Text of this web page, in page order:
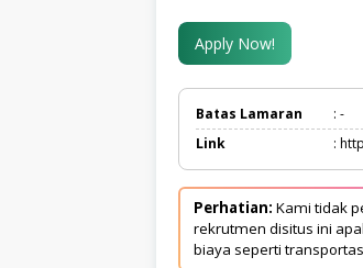
Apply Now!
Batas Lamaran
: -
Link
:
Perhatian: Kami tidak
rekrutmen disitus ini
biaya seperti